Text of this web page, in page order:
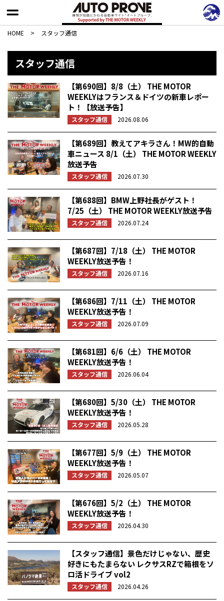
HOME > スタッフ通信
スタッフ通信
【第690回】8/8（土） THE MOTOR
WEEKLYはフランス＆ドイツの新車レポー
ト！【放送予告】
スタッフ通信 2026.08.06
【第689回】教えてアキラさん！MW的自動
車ニュース 8/1（土） THE MOTOR WEEKLY
放送予告
スタッフ通信 2026.07.30
【第688回】BMW上野社長がゲスト！
7/25（土） THE MOTOR WEEKLY放送予告
スタッフ通信 2026.07.24
【第687回】7/18（土） THE MOTOR
WEEKLY放送予告！
スタッフ通信 2026.07.16
【第686回】7/11（土） THE MOTOR
WEEKLY放送予告！
スタッフ通信 2026.07.09
【第681回】6/6（土） THE MOTOR
WEEKLY放送予告！
スタッフ通信 2026.06.04
【第680回】5/30（土） THE MOTOR
WEEKLY放送予告！
スタッフ通信 2026.05.28
【第677回】5/9（土） THE MOTOR
WEEKLY放送予告！
スタッフ通信 2026.05.07
【第676回】5/2（土） THE MOTOR
WEEKLY放送予告！
スタッフ通信 2026.04.30
【スタッフ通信】景色だけじゃない、歴史
好きにもたまらない レクサスRZで箱根をソ
ロ活ドライブ vol2
スタッフ通信 2026.04.26